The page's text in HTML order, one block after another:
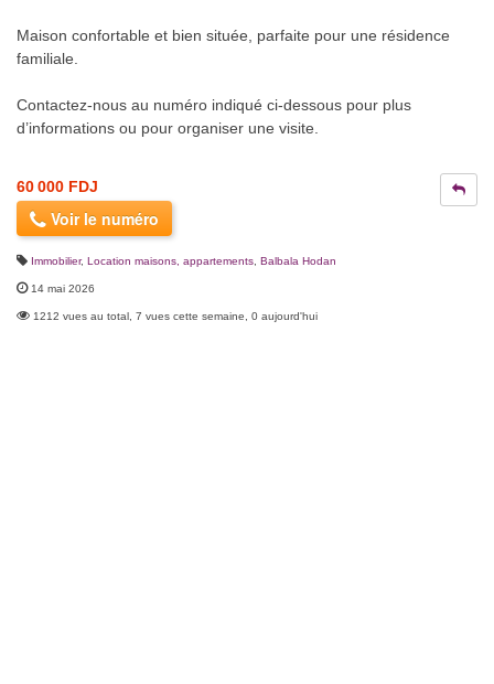
Maison confortable et bien située, parfaite pour une résidence
familiale.
Contactez-nous au numéro indiqué ci-dessous pour plus
d’informations ou pour organiser une visite.
60 000 FDJ
Voir le numéro
Immobilier, Location maisons, appartements Balbala Hodan
14 mai 2026
1212 vues au total, 7 vues cette semaine, 0 aujourd'hui